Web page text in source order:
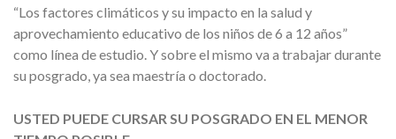
“Los factores climáticos y su impacto en la salud y
aprovechamiento educativo de los niños de 6 a 12 años”
como línea de estudio. Y sobre el mismo va a trabajar durante
su posgrado, ya sea maestría o doctorado.
USTED PUEDE CURSAR SU POSGRADO EN EL MENOR